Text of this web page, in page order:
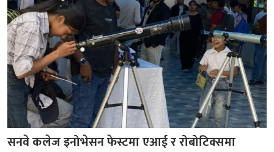
सनवे कलेज इनोभेसन फेस्टमा एआई र रोबोटिक्समा